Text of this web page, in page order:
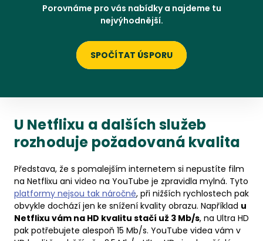
Porovnáme pro vás nabídky a najdeme tu
nejvýhodnější.
SPOČÍTAT ÚSPORU
U Netflixu a dalších služeb
rozhoduje požadovaná kvalita
Představa, že s pomalejším internetem si nepustíte film
na Netflixu ani video na YouTube je zpravidla mylná. Tyto
platformy nejsou tak náročné, při nižších rychlostech pak
obvykle dochází jen ke snížení kvality obrazu. Například u
Netflixu vám na HD kvalitu stačí už 3 Mb/s, na Ultra HD
pak potřebujete alespoň 15 Mb/s. YouTube videa vám v